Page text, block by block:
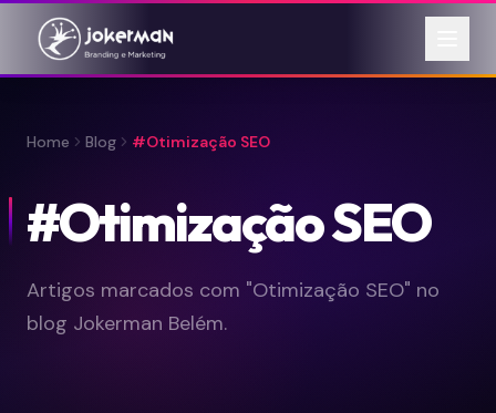
Home Blog #Otimização SEO
#Otimização SEO
Artigos marcados com "Otimização SEO" no
blog Jokerman Belém.